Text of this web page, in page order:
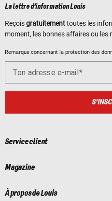
La lettre d'information Louis
Reçoisgratuitementtoutes les
moment, les bonnes affaires ou les
Remarque concernant la protection des
Ton adresse e-mail
Service client
Magazine
À propos de Louis